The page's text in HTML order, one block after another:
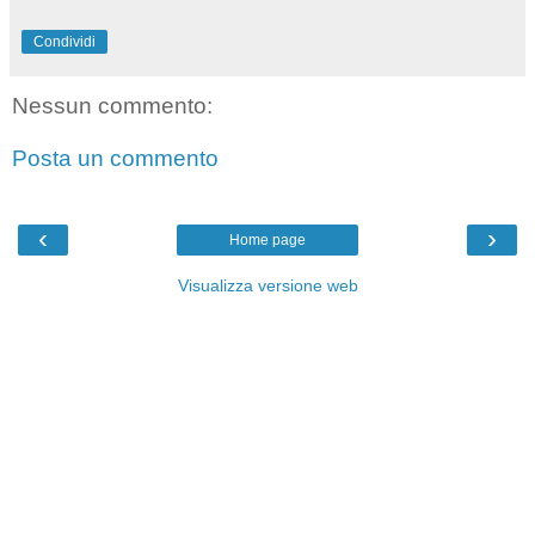
Condividi
Nessun commento:
Posta un commento
‹ ›
Home page
Visualizza versione web